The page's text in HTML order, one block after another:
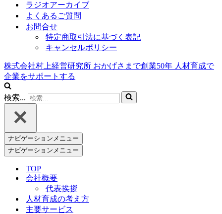
ラジオアーカイブ
よくあるご質問
お問合せ
特定商取引法に基づく表記
キャンセルポリシー
株式会社村上経営研究所 おかげさまで創業50年 人材育成で
企業をサポートする
検索...
ナビゲーションメニュー
ナビゲーションメニュー
TOP
会社概要
代表挨拶
人材育成の考え方
主要サービス